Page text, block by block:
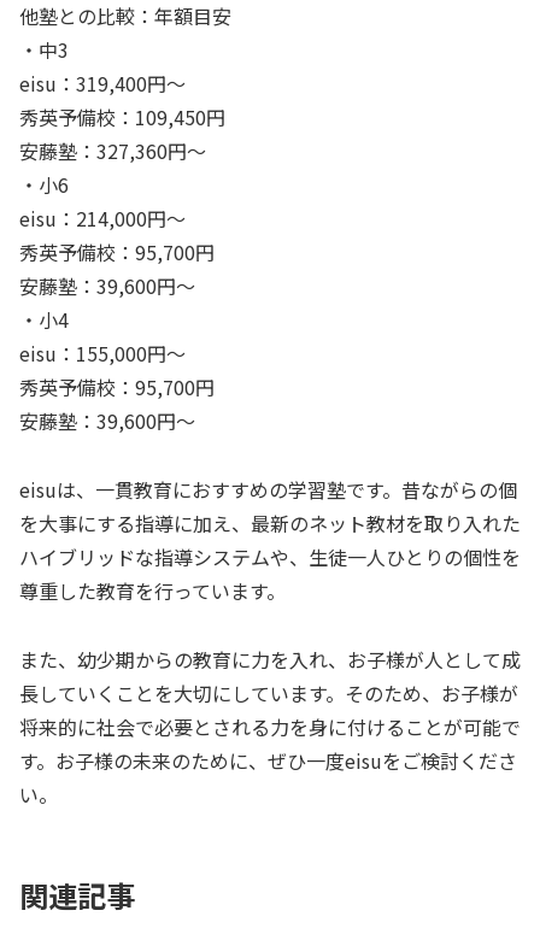
他塾との比較：年額目安
・中3
eisu：319,400円～
秀英予備校：109,450円
安藤塾：327,360円〜
・小6
eisu：214,000円～
秀英予備校：95,700円
安藤塾：39,600円〜
・小4
eisu：155,000円～
秀英予備校：95,700円
安藤塾：39,600円〜
eisuは、一貫教育におすすめの学習塾です。昔ながらの個
を大事にする指導に加え、最新のネット教材を取り入れた
ハイブリッドな指導システムや、生徒一人ひとりの個性を
尊重した教育を行っています。
また、幼少期からの教育に力を入れ、お子様が人として成
長していくことを大切にしています。そのため、お子様が
将来的に社会で必要とされる力を身に付けることが可能で
す。お子様の未来のために、ぜひ一度eisuをご検討くださ
い。
関連記事